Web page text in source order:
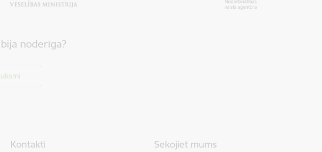
noderīga?
Kontakti Sekojiet mums